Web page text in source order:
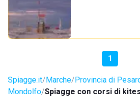
1
Spiagge.it Marche Provincia di
Mondolfo Spiagge con corsi di